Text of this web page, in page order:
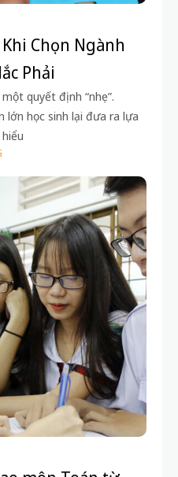
Chọn Ngành
Phải
quyết định “nhẹ”.
lớn học sinh lại đưa ra lựa